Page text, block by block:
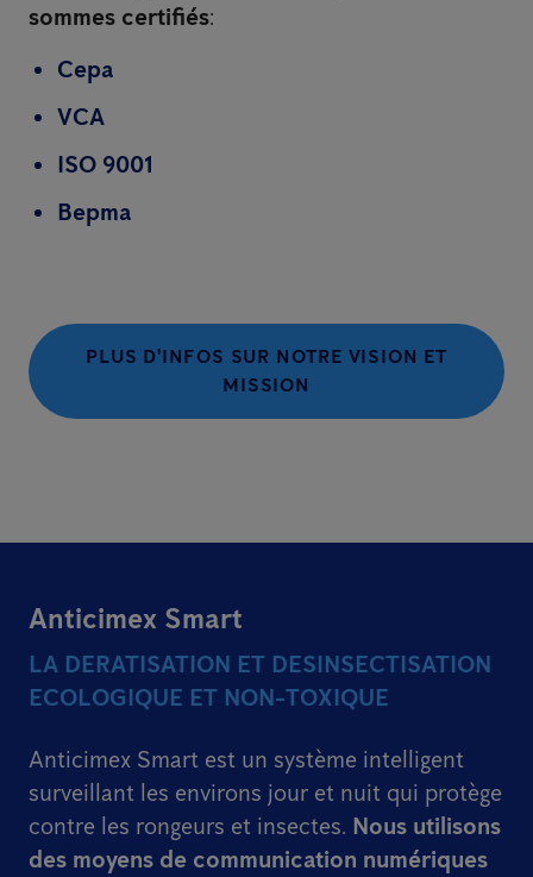
sommes certifiés:
Cepa
VCA
ISO 9001
Bepma
PLUS D'INFOS SUR NOTRE VISION ET
MISSION
Anticimex Smart
LA DERATISATION ET DESINSECTISATION
ECOLOGIQUE ET NON-TOXIQUE
Anticimex Smart est un système intelligent
surveillant les environs jour et nuit qui protège
contre les rongeurs et insectes. Nous utilisons
des moyens de communication numériques